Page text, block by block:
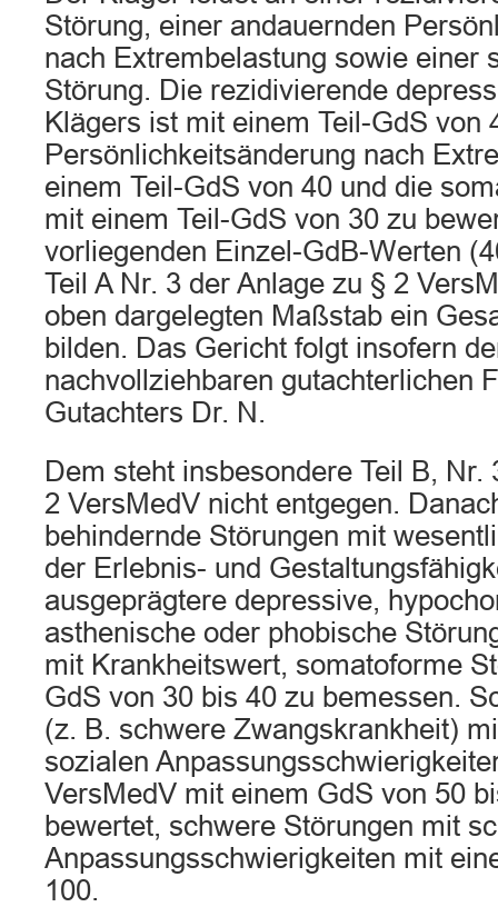
Störung, einer andauernden
nach Extrembelastung sowie einer
Störung. Die rezidivierende
Klägers ist mit einem Teil-GdS von
Persönlichkeitsänderung nach
einem Teil-GdS von 40 und die
mit einem Teil-GdS von 30 zu
vorliegenden Einzel-GdB-Werten
Teil A Nr. 3 der Anlage zu § 2
oben dargelegten Maßstab ein
bilden. Das Gericht folgt insofern
nachvollziehbaren gutachterlichen
Gutachters Dr. N.
Dem steht insbesondere Teil B, Nr.
2 VersMedV nicht entgegen.
behindernde Störungen mit
der Erlebnis- und
ausgeprägtere depressive,
asthenische oder phobische
mit Krankheitswert, somatoforme
GdS von 30 bis 40 zu bemessen.
(z. B. schwere Zwangskrankheit)
sozialen
VersMedV mit einem GdS von 50
bewertet, schwere Störungen mit
Anpassungsschwierigkeiten mit
100.